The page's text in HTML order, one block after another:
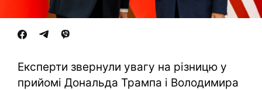
Експерти звернули увагу на різницю у
прийомі Дональда Трампа і Володимира